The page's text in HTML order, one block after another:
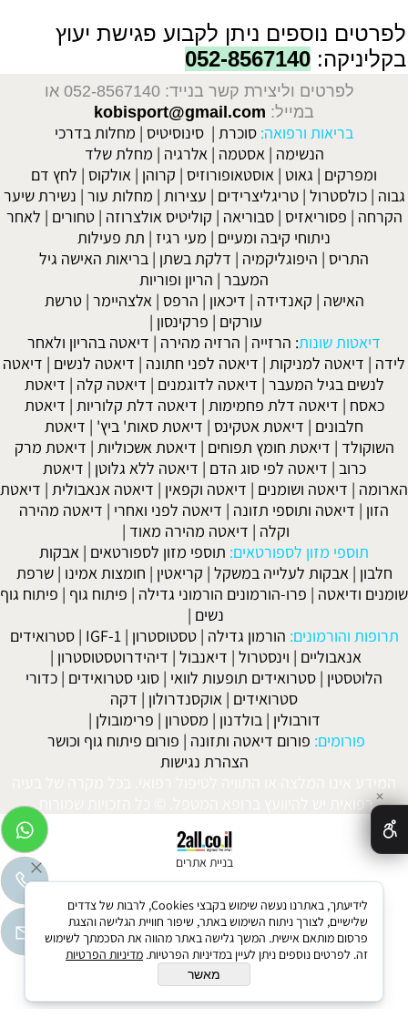
לפרטים נוספים ניתן לקבוע פגישת יעוץ
בקליניקה: 052-8567140
לפרטים וליצירת קשר בנייד: 052-8567140
או
במייל: kobisport@gmail.com
בריאות ורפואה: סוכרת | סינוסיטיס | מחלות בדרכי
הנשימה |אסטמה |אלרגיה | מחלת שלד
ומפרקים | גאוט | אוסטאופורוזיס | קרוהן | אולקוס | לחץ דם
גבוה |כולסטרול |טריגליצרידים | עצירות | מחלות עור | נשירת שיער
הקרחה | פסוריאזיס |סבוריאה | קוליטיס אולצרוזה |טחורים | לאחר
ניתוחי קיבה ומעיים | מעי רגיז | תת פעילות
התריס | היפוגליקמיה | דלקת בשתן | בריאות האישה גיל
המעבר | הריון ופוריות
האישה | קאנדידה | דיכאון | הרפס |אלצהיימר |טרשת
עורקים | פרקינסון |
דיאטות שונות: הרזייה | הרזיה מהירה | דיאטה בהריון ולאחר
לידה | דיאטה למניקות | דיאטה לפני חתונה | דיאטה לנשים | דיאטה
לנשים בגיל המעבר | דיאטה לדוגמנים | דיאטה קלה | דיאטת
כאסח | דיאטה דלת פחמימות | דיאטה דלת קלוריות | דיאטת
חלבונים | דיאטת אטקינס | דיאטת סאות' ביץ' | דיאטת
השוקולד | דיאטת חומץ תפוחים | דיאטת אשכוליות | דיאטת מרק
כרוב | דיאטה לפי סוג הדם | דיאטה ללא גלוטן | דיאטת
הארומה | דיאטה ושומנים | דיאטה וקפאין | דיאטה אנאבולית | דיאטת
הזון | דיאטה ותוספי תזונה | דיאטה לפני ואחרי | דיאטה מהירה
וקלה | דיאטה מהירה מאוד |
תוספי מזון לספורטאים: תוספי מזון לספורטאים | אבקות
חלבון |אבקות לעלייה במשקל | קריאטין | חומצות אמינו |שרפת
שומנים ודיאטה | פרו-הורמונים הורמוני גדילה | פיתוח גוף | פיתוח גוף
נשים |
תרופות והורמונים: הורמון גדילה |טסטוסטרון |
IGF-1
|סטרואידים
אנאבוליים | וינסטרול | דיאנבול | דיהידרוטסטוסטרון |
הלוטסטין | סטרואידים תופעות לוואי | סוגי סטרואידים | כדורי
סטרואידים | אוקסנדרולון | דקה
דורבולין |בולדנון | מסטרון | פרימובולן |
פורומים: פורום דיאטה ותזונה | פורום פיתוח גוף וכושר
הצהרת נגישות
המידע אינו המלצה או התוויה לטיפול רפואי. בכל מקרה של בעיה
רפואית יש להיוועץ ברופא המטפל. © כל הזכויות שמורות.
בניית אתרים
✕
לידיעתך, באתרנו נעשה שימוש בקבצי Cookies, לרבות של צדדים
שלישיים, לצורך ניתוח השימוש באתר, שיפור חוויית הגלישה והצגת
פרסום מותאם אישית. המשך גלישה באתר מהווה את הסכמתך לשימוש
זה. לפרטים נוספים ניתן לעיין במדיניות הפרטיות. מדיניות הפרטיות
מאשר